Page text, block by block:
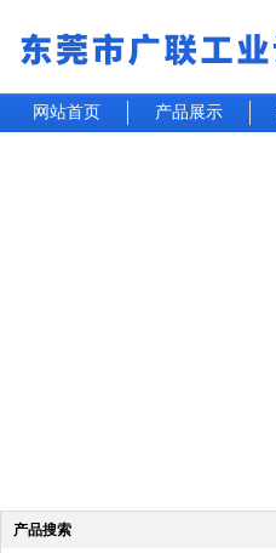
网站首页 产品展示
产品搜索